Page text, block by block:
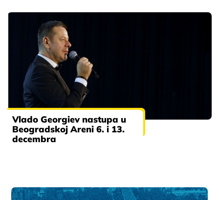
Vlado Georgiev nastupa u
Beogradskoj Areni 6. i 13.
decembra